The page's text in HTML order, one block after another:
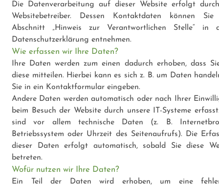
Die Datenverarbeitung auf dieser Website erfolgt
Websitebetreiber. Dessen Kontaktdaten können Sie
Abschnitt „Hinweis zur Verantwortlichen Stelle“ in
Datenschutzerklärung entnehmen.
Wie erfassen wir Ihre Daten?
Ihre Daten werden zum einen dadurch erhoben, dass
diese mitteilen. Hierbei kann es sich z. B. um Daten
Sie in ein Kontaktformular eingeben.
Andere Daten werden automatisch oder nach Ihrer
beim Besuch der Website durch unsere IT-Systeme
sind vor allem technische Daten (z. B.
Betriebssystem oder Uhrzeit des Seitenaufrufs). Die
dieser Daten erfolgt automatisch, sobald Sie diese
betreten.
Wofür nutzen wir Ihre Daten?
Ein Teil der Daten wird erhoben, um eine